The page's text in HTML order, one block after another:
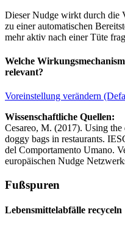
Dieser Nudge wirkt durch die
zu einer automatischen
mehr aktiv nach einer Tüte
Welche
relevant?
Voreinstellung verändern
Wissenschaftliche Quellen:
Cesareo, M. (2017). Using
doggy bags in restaurants.
del Comportamento Umano.
europäischen Nudge
Fußspuren
Lebensmittelabfälle recyceln